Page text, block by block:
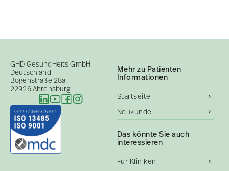
GHD GesundHeits GmbH
Deutschland
Bogenstraße 28a
22926 Ahrensburg
Mehr zu Patienten
Informationen
Startseite
Neukunde
Das könnte Sie auch
interessieren
Für Kliniken